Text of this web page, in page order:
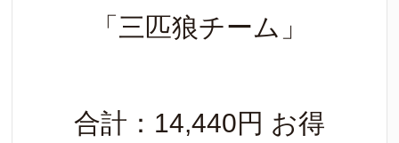
「三匹狼チーム」
合計：14,440円 お得